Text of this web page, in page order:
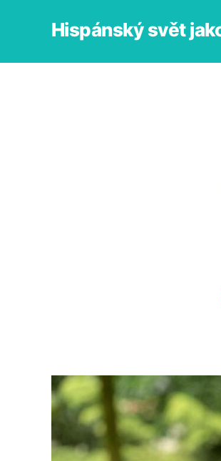
Hispánský svět